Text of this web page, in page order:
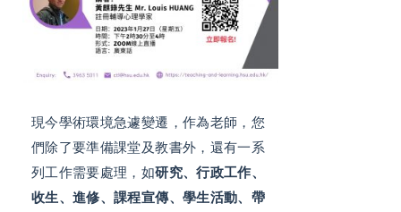
現今學術環境急遽變遷，作為老師，您
們除了要準備課堂及教書外，還有一系
列工作需要處理，如研究、行政工作、
收生、進修、課程宣傳、學生活動、帶